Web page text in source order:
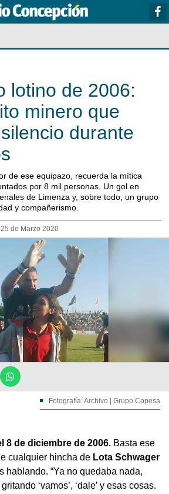
lotino de 2006:
minero que
durante
de ese equipazo, recuerda la mítica
por 8 mil personas. Un gol en
de Limenza y, sobre todo, un grupo
y compañerismo.
25 de Marzo 2020

Fotografía: Archivo | Grupo Copesa
8 de diciembre de 2006. Basta ese
cualquier hincha de Lota Schwager
hablando. “Ya no quedaba nada,
‘vamos’, ‘dale’ y esas cosas.